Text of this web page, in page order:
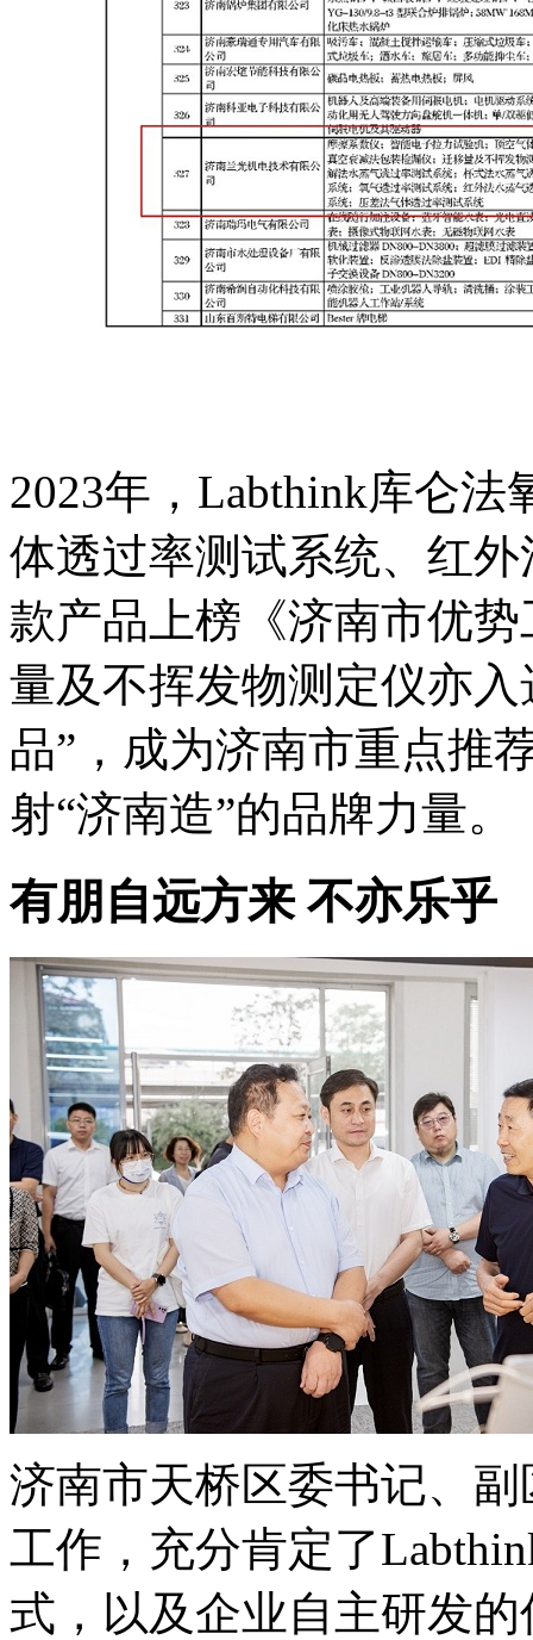
2023年，Labthink库仑
体透过率测试系统、红
款产品上榜《济南市优
量及不挥发物测定仪亦
品”，成为济南市重点推
射“济南造”的品牌力量。
有朋自远方来 不亦乐乎
济南市天桥区委书记、
工作，充分肯定了
式，以及企业自主研发